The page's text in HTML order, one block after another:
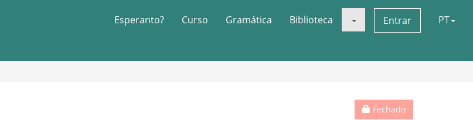
Esperanto? Curso Gramática Biblioteca Entrar PT
Fechado